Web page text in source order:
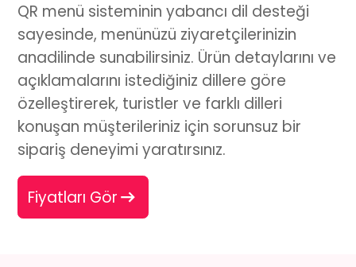
QR menü sisteminin yabancı dil desteği
sayesinde, menünüzü ziyaretçilerinizin
anadilinde sunabilirsiniz. Ürün detaylarını ve
açıklamalarını istediğiniz dillere göre
özelleştirerek, turistler ve farklı dilleri
konuşan müşterileriniz için sorunsuz bir
sipariş deneyimi yaratırsınız.
Fiyatları Gör